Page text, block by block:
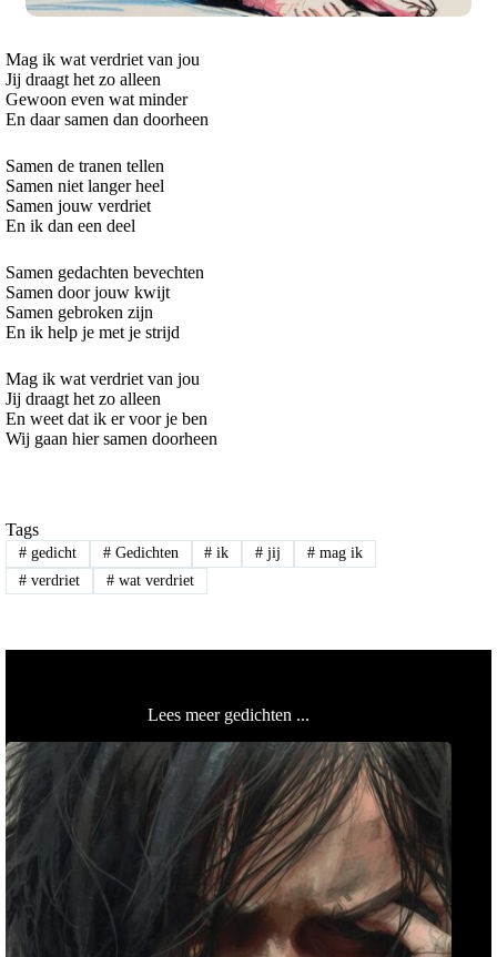
Mag ik wat verdriet van jou
Jij draagt het zo alleen
Gewoon even wat minder
En daar samen dan doorheen
Samen de tranen tellen
Samen niet langer heel
Samen jouw verdriet
En ik dan een deel
Samen gedachten bevechten
Samen door jouw kwijt
Samen gebroken zijn
En ik help je met je strijd
Mag ik wat verdriet van jou
Jij draagt het zo alleen
En weet dat ik er voor je ben
Wij gaan hier samen doorheen
Tags
#gedicht #Gedichten # ik # jij # mag ik
#verdriet #wat verdriet
Lees meer gedichten ...